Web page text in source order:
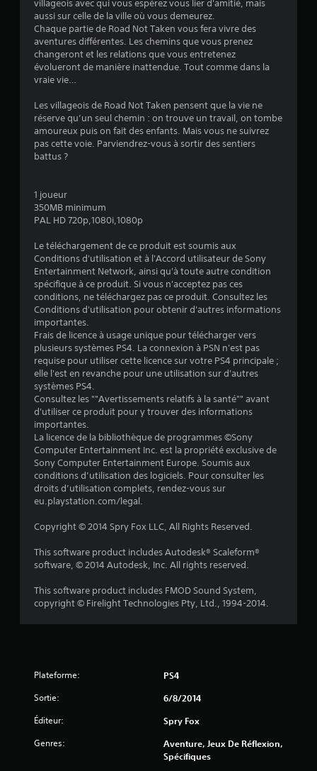
é
t
o
s
u
r
(
a
i
s
villageois avec qui vous espérez vous lier d'amitié, mais
aussi sur celle de la ville où vous demeurez.
Chaque partie de Road Not Taken vous fera vivre des
aventures différentes. Les chemins que vous prenez
changeront et les relations que vous entretenez
évolueront de manière inattendue. Tout comme dans la
vraie vie…
Les villageois de Road Not Taken pensent que la vie ne
réserve qu’un seul chemin : on trouve un travail, on tombe
amoureux puis on fait des enfants. Mais vous ne suivrez
pas cette voie. Parviendrez-vous à sortir des sentiers
battus ?
1 joueur
350MB minimum
PAL HD 720p,1080i,1080p
Le téléchargement de ce produit est soumis aux
Conditions d'utilisation et à l'Accord utilisateur de Sony
Entertainment Network, ainsi qu'à toute autre condition
spécifique à ce produit. Si vous n'acceptez pas ces
conditions, ne téléchargez pas ce produit. Consultez les
Conditions d'utilisation pour obtenir d'autres informations
importantes.
Frais de licence à usage unique pour télécharger vers
plusieurs systèmes PS4. La connexion à PSN n'est pas
requise pour utiliser cette licence sur votre PS4 principale ;
elle l'est en revanche pour une utilisation sur d'autres
systèmes PS4.
Consultez les ""Avertissements relatifs à la santé"" avant
d'utiliser ce produit pour y trouver des informations
importantes.
La licence de la bibliothèque de programmes ©Sony
Computer Entertainment Inc. est la propriété exclusive de
Sony Computer Entertainment Europe. Soumis aux
conditions d’utilisation des logiciels. Pour consulter les
droits d’utilisation complets, rendez-vous sur
eu.playstation.com/legal.
Copyright © 2014 Spry Fox LLC, All Rights Reserved.
This software product includes Autodesk® Scaleform®
software, © 2014 Autodesk, Inc. All rights reserved.
This software product includes FMOD Sound System,
copyright © Firelight Technologies Pty, Ltd., 1994-2014.
Plateforme: PS4
Sortie: 6/8/2014
Éditeur: Spry Fox
Genres:
Aventure, Jeux De Réflexion,
Spécifiques